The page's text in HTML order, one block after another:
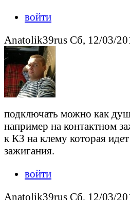
войти
Anatolik39rus Сб, 12/03/
подключать можно как
например на контактном
к КЗ на клему которая
зажигания.
войти
Anatolik39rus Сб, 12/03/